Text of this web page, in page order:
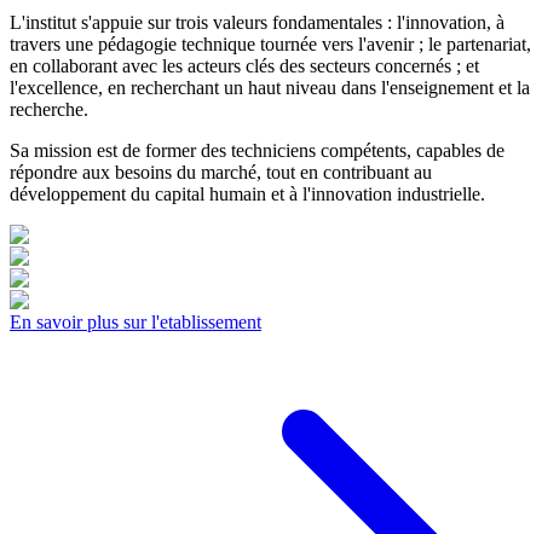
L'institut s'appuie sur trois valeurs fondamentales : l'innovation, à
travers une pédagogie technique tournée vers l'avenir ; le partenariat,
en collaborant avec les acteurs clés des secteurs concernés ; et
l'excellence, en recherchant un haut niveau dans l'enseignement et la
recherche.
Sa mission est de former des techniciens compétents, capables de
répondre aux besoins du marché, tout en contribuant au
développement du capital humain et à l'innovation industrielle.
En savoir plus sur l'etablissement